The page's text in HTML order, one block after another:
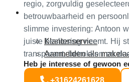
Contact
Klantenservice
Aanmelden als
regio, zorgvuldig
betrouwbaarheid en
slimme investering: Antoon
juiste beslissing neemt. Hij
transparant, betrokken en
Heb je interesse of gewoon
+31624261628